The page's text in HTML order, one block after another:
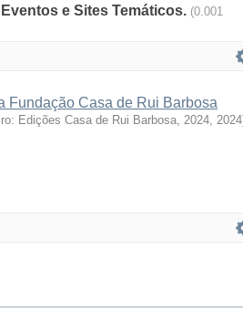
e Sites Temáticos. (0.001
Fundação Casa de Rui Barbosa
Edições Casa de Rui Barbosa, 2024, 2024